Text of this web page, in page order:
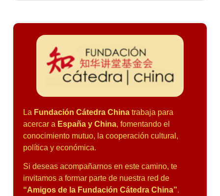
La Fundación Cátedra China trabaja para
acercar a España y China, fomentando el
conocimiento mutuo, la cooperación cultural,
política y económica.
Si deseas acompañarnos en este camino, te
invitamos a formar parte de nuestra red de
“Amigos de la Fundación Cátedra China”.